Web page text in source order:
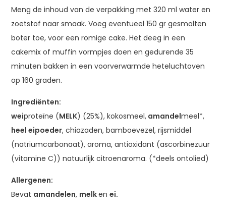
Meng de inhoud van de verpakking met 320 ml water en
zoetstof naar smaak. Voeg eventueel 150 gr gesmolten
boter toe, voor een romige cake. Het deeg in een
cakemix of muffin vormpjes doen en gedurende 35
minuten bakken in een voorverwarmde heteluchtoven
op 160 graden.
Ingrediënten:
weiproteïne (MELK) (25%), kokosmeel, amandelmeel*,
heel eipoeder, chiazaden, bamboevezel, rijsmiddel
(natriumcarbonaat), aroma, antioxidant (ascorbinezuur
(vitamine C)) natuurlijk citroenaroma. (*deels ontolied)
Allergenen:
Bevat amandelen, melkenei.